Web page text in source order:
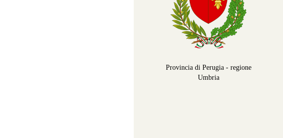
Provincia di Perugia - regione
Umbria